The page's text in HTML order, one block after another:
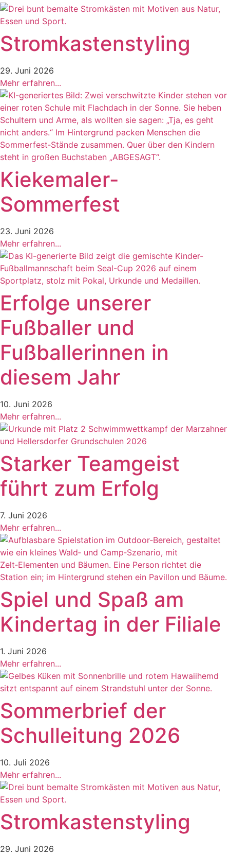
Stromkastenstyling
29. Juni 2026
Mehr erfahren...
Kiekemaler-
Sommerfest
23. Juni 2026
Mehr erfahren...
Erfolge unserer
Fußballer und
Fußballerinnen in
diesem Jahr
10. Juni 2026
Mehr erfahren...
Starker Teamgeist
führt zum Erfolg
7. Juni 2026
Mehr erfahren...
Spiel und Spaß am
Kindertag in der Filiale
1. Juni 2026
Mehr erfahren...
Sommerbrief der
Schulleitung 2026
10. Juli 2026
Mehr erfahren...
Stromkastenstyling
29. Juni 2026